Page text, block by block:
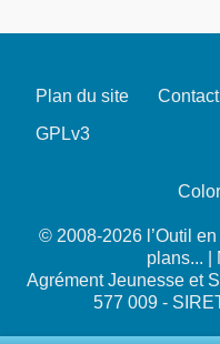
Plan du site Contact
GPLv3
© 2008-2026 l’Outil en
plans...
Agrément Jeunesse et
577 009 -